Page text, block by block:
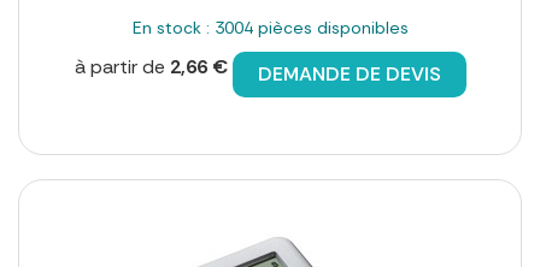
En stock : 3004 pièces disponibles
à partir de 2,66 € DEMANDE DE DEVIS